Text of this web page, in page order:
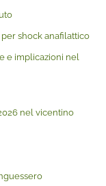
shock anafilattico
e implicazioni nel
nel vicentino